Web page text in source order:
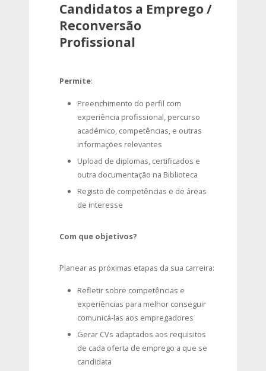
Candidatos a Emprego /
Reconversão
Profissional
Permite:
Preenchimento do perfil com
experiência profissional, percurso
académico, competências, e outras
informações relevantes
Upload de diplomas, certificados e
outra documentação na Biblioteca
Registo de competências e de áreas
de interesse
Com que objetivos?
Planear as próximas etapas da sua carreira:
Refletir sobre competências e
experiências para melhor conseguir
comunicá-las aos empregadores
Gerar CVs adaptados aos requisitos
de cada oferta de emprego a que se
candidata